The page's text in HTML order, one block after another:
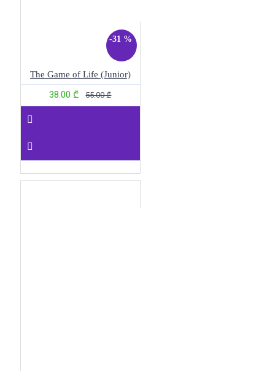
-31 %
The Game of Life (Junior)
38.00 ₾ 55.00 ₾